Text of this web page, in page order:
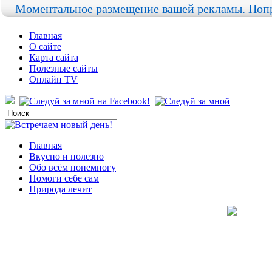
Моментальное размещение вашей рекламы.
Главная
О сайте
Карта сайта
Полезные сайты
Онлайн TV
Главная
Вкусно и полезно
Обо всём понемногу
Помоги себе сам
Природа лечит